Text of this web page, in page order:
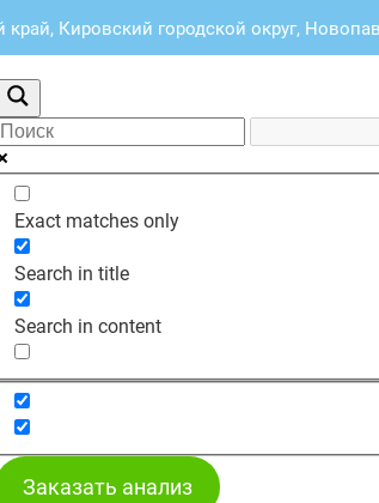
край, Кировский городской округ,
Exact matches only
Search in title
Search in content
Заказать анализ